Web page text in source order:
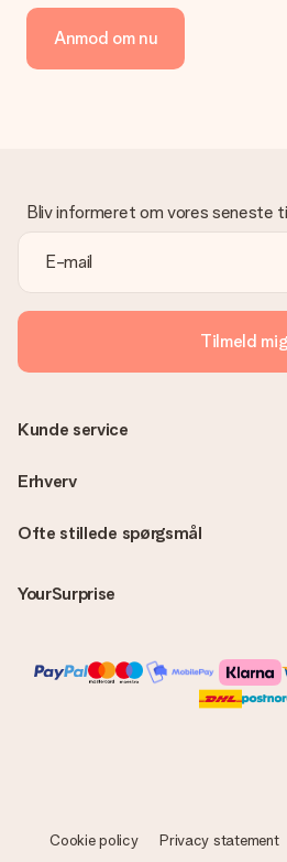
Vi tilbyder følgende
kreditkort, faktura via Klarna eller
manuel betaling overførsel, skal du
venligst vores kundeservice, de
passende løsning.
Er fakturaen sendt sammen med
Ingen faktura sendes med din
fakturaen i bekræftelsesemailen, og
MySurprise-konto. Det betyder at
direkte til modtageren, hvilket gør
overraskelse!
Anmod om nu
Bliv informeret om vores seneste
Tilmeld
Ofte stillede spørgsmål
YourSurprise
Kunde service
Erhverv
Cookie policy Privacy statement